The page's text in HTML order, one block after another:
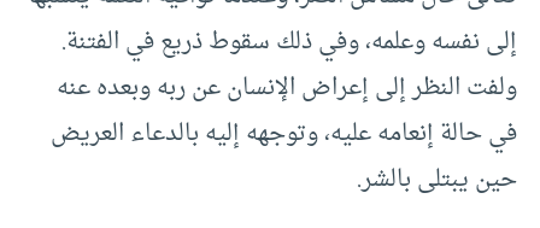
إلى نفسه وعلمه، وفي ذلك سقوط ذريع في الفتنة.
ولفت النظر إلى إعراض الإنسان عن ربه وبعده عنه
في حالة إنعامه عليه، وتوجهه إليه بالدعاء العريض
حين يبتلى بالشر.